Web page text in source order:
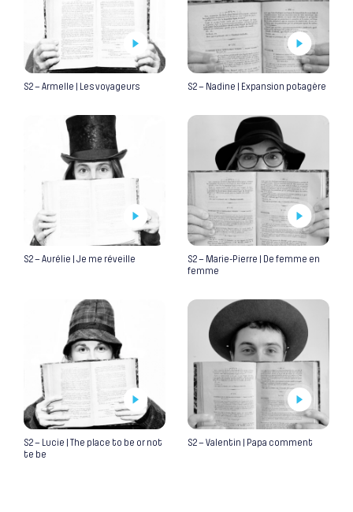
S2 – Armelle | Les voyageurs S2 – Nadine | Expansion potagère
S2 – Aurélie | Je me réveille
S2 – Marie-Pierre | De femme en
femme
S2 – Lucie | The place to be or not
te be
S2 – Valentin | Papa comment